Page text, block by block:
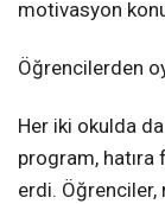
motivasyon
Öğrencilerden
Her iki okulda
program,
erdi.